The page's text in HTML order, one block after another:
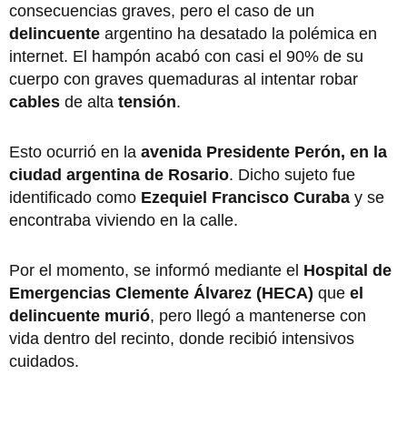
consecuencias graves, pero el caso de un
delincuente argentino ha desatado la polémica en
internet. El hampón acabó con casi el 90% de su
cuerpo con graves quemaduras al intentar robar
cables de alta tensión.
Esto ocurrió en la avenida Presidente Perón, en la
ciudad argentina de Rosario. Dicho sujeto fue
identificado como Ezequiel Francisco Curaba y se
encontraba viviendo en la calle.
Por el momento, se informó mediante el Hospital de
Emergencias Clemente Álvarez (HECA) que el
delincuente murió, pero llegó a mantenerse con
vida dentro del recinto, donde recibió intensivos
cuidados.